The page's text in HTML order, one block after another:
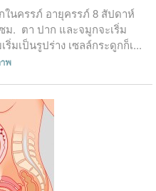
นครรภ์ อายุครรภ์ 8 สัปดาห์
. ตา ปาก และจมูกจะเริ่ม
มเป็นรูปร่าง เซลล์กระดูกก็เ...
พ